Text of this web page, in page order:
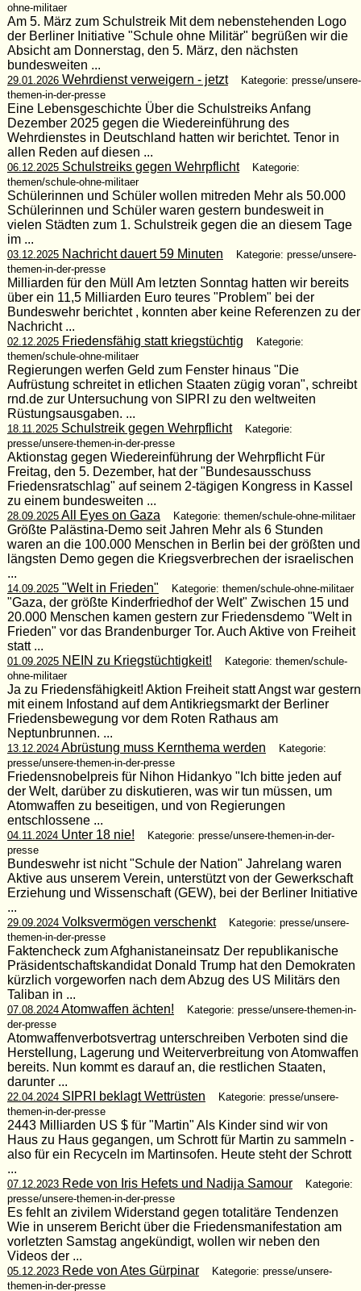
ohne-militaer
Am 5. März zum Schulstreik Mit dem nebenstehenden Logo
der Berliner Initiative "Schule ohne Militär" begrüßen wir die
Absicht am Donnerstag, den 5. März, den nächsten
bundesweiten ...
29.01.2026Wehrdienst verweigern - jetzt
Kategorie: presse/unsere-
themen-in-der-presse
Eine Lebensgeschichte Über die Schulstreiks Anfang
Dezember 2025 gegen die Wiedereinführung des
Wehrdienstes in Deutschland hatten wir berichtet. Tenor in
allen Reden auf diesen ...
06.12.2025Schulstreiks gegen Wehrpflicht
Kategorie:
themen/schule-ohne-militaer
Schülerinnen und Schüler wollen mitreden Mehr als 50.000
Schülerinnen und Schüler waren gestern bundesweit in
vielen Städten zum 1. Schulstreik gegen die an diesem Tage
im ...
03.12.2025Nachricht dauert 59 Minuten
Kategorie: presse/unsere-
themen-in-der-presse
Milliarden für den Müll Am letzten Sonntag hatten wir bereits
über ein 11,5 Milliarden Euro teures "Problem" bei der
Bundeswehr berichtet , konnten aber keine Referenzen zu der
Nachricht ...
02.12.2025Friedensfähig statt kriegstüchtig
Kategorie:
themen/schule-ohne-militaer
Regierungen werfen Geld zum Fenster hinaus "Die
Aufrüstung schreitet in etlichen Staaten zügig voran", schreibt
rnd.de zur Untersuchung von SIPRI zu den weltweiten
Rüstungsausgaben. ...
18.11.2025Schulstreik gegen Wehrpflicht
Kategorie:
presse/unsere-themen-in-der-presse
Aktionstag gegen Wiedereinführung der Wehrpflicht Für
Freitag, den 5. Dezember, hat der "Bundesausschuss
Friedensratschlag" auf seinem 2-tägigen Kongress in Kassel
zu einem bundesweiten ...
28.09.2025All Eyes on Gaza Kategorie: themen/schule-ohne-militaer
Größte Palästina-Demo seit Jahren Mehr als 6 Stunden
waren an die 100.000 Menschen in Berlin bei der größten und
längsten Demo gegen die Kriegsverbrechen der israelischen
...
14.09.2025"Welt in Frieden" Kategorie: themen/schule-ohne-militaer
"Gaza, der größte Kinderfriedhof der Welt" Zwischen 15 und
20.000 Menschen kamen gestern zur Friedensdemo "Welt in
Frieden" vor das Brandenburger Tor. Auch Aktive von Freiheit
statt ...
01.09.2025NEIN zu Kriegstüchtigkeit!
Kategorie: themen/schule-
ohne-militaer
Ja zu Friedensfähigkeit! Aktion Freiheit statt Angst war gestern
mit einem Infostand auf dem Antikriegsmarkt der Berliner
Friedensbewegung vor dem Roten Rathaus am
Neptunbrunnen. ...
13.12.2024Abrüstung muss Kernthema werden
Kategorie:
presse/unsere-themen-in-der-presse
Friedensnobelpreis für Nihon Hidankyo "Ich bitte jeden auf
der Welt, darüber zu diskutieren, was wir tun müssen, um
Atomwaffen zu beseitigen, und von Regierungen
entschlossene ...
04.11.2024Unter 18 nie!
Kategorie: presse/unsere-themen-in-der-
presse
Bundeswehr ist nicht "Schule der Nation" Jahrelang waren
Aktive aus unserem Verein, unterstützt von der Gewerkschaft
Erziehung und Wissenschaft (GEW), bei der Berliner Initiative
...
29.09.2024Volksvermögen verschenkt
Kategorie: presse/unsere-
themen-in-der-presse
Faktencheck zum Afghanistaneinsatz Der republikanische
Präsidentschaftskandidat Donald Trump hat den Demokraten
kürzlich vorgeworfen nach dem Abzug des US Militärs den
Taliban in ...
07.08.2024Atomwaffen ächten!
Kategorie: presse/unsere-themen-in-
der-presse
Atomwaffenverbotsvertrag unterschreiben Verboten sind die
Herstellung, Lagerung und Weiterverbreitung von Atomwaffen
bereits. Nun kommt es darauf an, die restlichen Staaten,
darunter ...
22.04.2024SIPRI beklagt Wettrüsten
Kategorie: presse/unsere-
themen-in-der-presse
2443 Milliarden US $ für "Martin" Als Kinder sind wir von
Haus zu Haus gegangen, um Schrott für Martin zu sammeln -
also für ein Recyceln im Martinsofen. Heute steht der Schrott
...
07.12.2023Rede von Iris Hefets und Nadija Samour
Kategorie:
presse/unsere-themen-in-der-presse
Es fehlt an zivilem Widerstand gegen totalitäre Tendenzen
Wie in unserem Bericht über die Friedensmanifestation am
vorletzten Samstag angekündigt, wollen wir neben den
Videos der ...
05.12.2023Rede von Ates Gürpinar
Kategorie: presse/unsere-
themen-in-der-presse